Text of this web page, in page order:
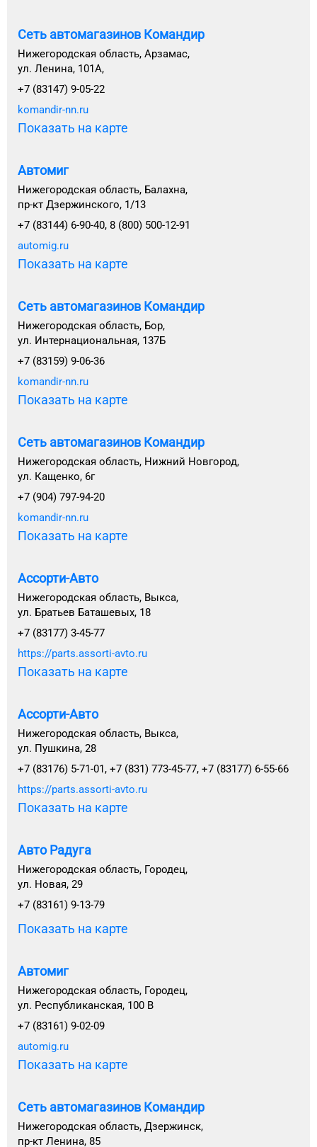
Сеть автомагазинов Командир
Нижегородская область, Арзамас,
ул. Ленина, 101А,
+7 (83147) 9-05-22
komandir-nn.ru
Показать на карте
Автомиг
Нижегородская область, Балахна,
пр-кт Дзержинского, 1/13
+7 (83144) 6-90-40, 8 (800) 500-12-91
automig.ru
Показать на карте
Сеть автомагазинов Командир
Нижегородская область, Бор,
ул. Интернациональная, 137Б
+7 (83159) 9-06-36
komandir-nn.ru
Показать на карте
Сеть автомагазинов Командир
Нижегородская область, Нижний Новгород,
ул. Кащенко, 6г
+7 (904) 797-94-20
komandir-nn.ru
Показать на карте
Ассорти-Авто
Нижегородская область, Выкса,
ул. Братьев Баташевых, 18
+7 (83177) 3-45-77
https://parts.assorti-avto.ru
Показать на карте
Ассорти-Авто
Нижегородская область, Выкса,
ул. Пушкина, 28
+7 (83176) 5-71-01, +7 (831) 773-45-77, +7 (83177) 6-55-66
https://parts.assorti-avto.ru
Показать на карте
Авто Радуга
Нижегородская область, Городец,
ул. Новая, 29
+7 (83161) 9-13-79
Показать на карте
Автомиг
Нижегородская область, Городец,
ул. Республиканская, 100 В
+7 (83161) 9-02-09
automig.ru
Показать на карте
Сеть автомагазинов Командир
Нижегородская область, Дзержинск,
пр-кт Ленина, 85